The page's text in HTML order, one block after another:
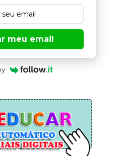
meu email